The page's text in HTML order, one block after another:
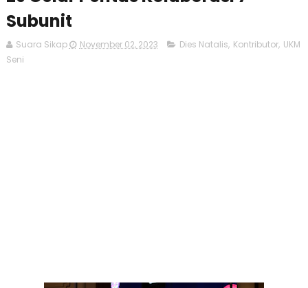
Subunit
Suara Sikap November 02, 2023 Dies Natalis, Kontributor, UKM
Seni